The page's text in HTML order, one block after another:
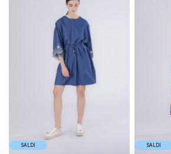
SALDI SALDI